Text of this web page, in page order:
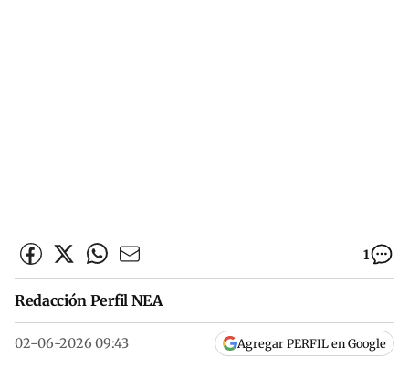
1
Redacción Perfil NEA
02-06-2026 09:43 Agregar PERFIL en Google